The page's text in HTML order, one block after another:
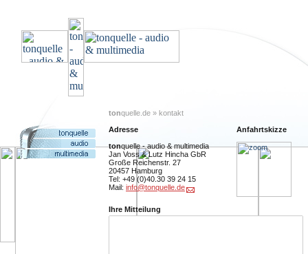
tonquelle.de » kontakt
Adresse
tonquelle - audio & multimedia
Jan Voss & Lutz Hincha GbR
Große Reichenstr. 27
20457 Hamburg
Tel: +49 (0)40.30 39 24 15
Mail: info@tonquelle.de
Anfahrtskizze
Ihre Mitteilung